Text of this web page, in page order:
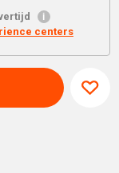
centers